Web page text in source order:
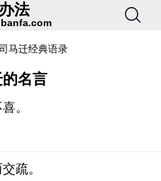
法
马迁经典语录
名言
。
疏。